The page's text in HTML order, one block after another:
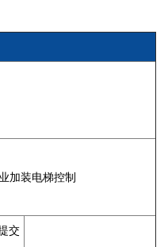
加装电梯控制
交